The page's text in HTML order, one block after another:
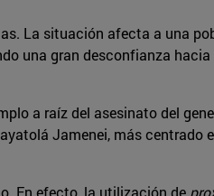
La situación afecta a una
una gran desconfianza
a raíz del asesinato del
Jamenei, más centrado
En efecto, la utilización de